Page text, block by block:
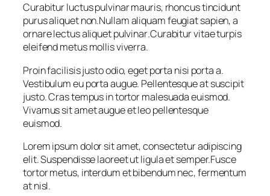
Curabitur luctus pulvinar mauris, rhoncus tincidunt
purus aliquet non.Nullam aliquam feugiat sapien, a
ornare lectus aliquet pulvinar.Curabitur vitae turpis
eleifend metus mollis viverra.
Proin facilisis justo odio, eget porta nisi porta a.
Vestibulum eu porta augue. Pellentesque at suscipit
justo. Cras tempus in tortor malesuada euismod.
Vivamus sit amet augue et leo pellentesque
euismod.
Lorem ipsum dolor sit amet, consectetur adipiscing
elit. Suspendisse laoreet ut ligula et semper.Fusce
tortor metus, interdum et bibendum nec, fermentum
at nisl.